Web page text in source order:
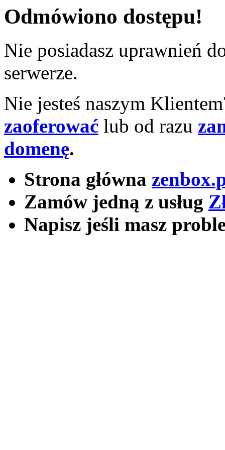
Odmówiono dostępu!
Nie posiadasz uprawnień
serwerze.
Nie jesteś naszym
zaoferować lub od razu
domenę.
Strona główna
Zamów jedną z usług
Napisz jeśli masz